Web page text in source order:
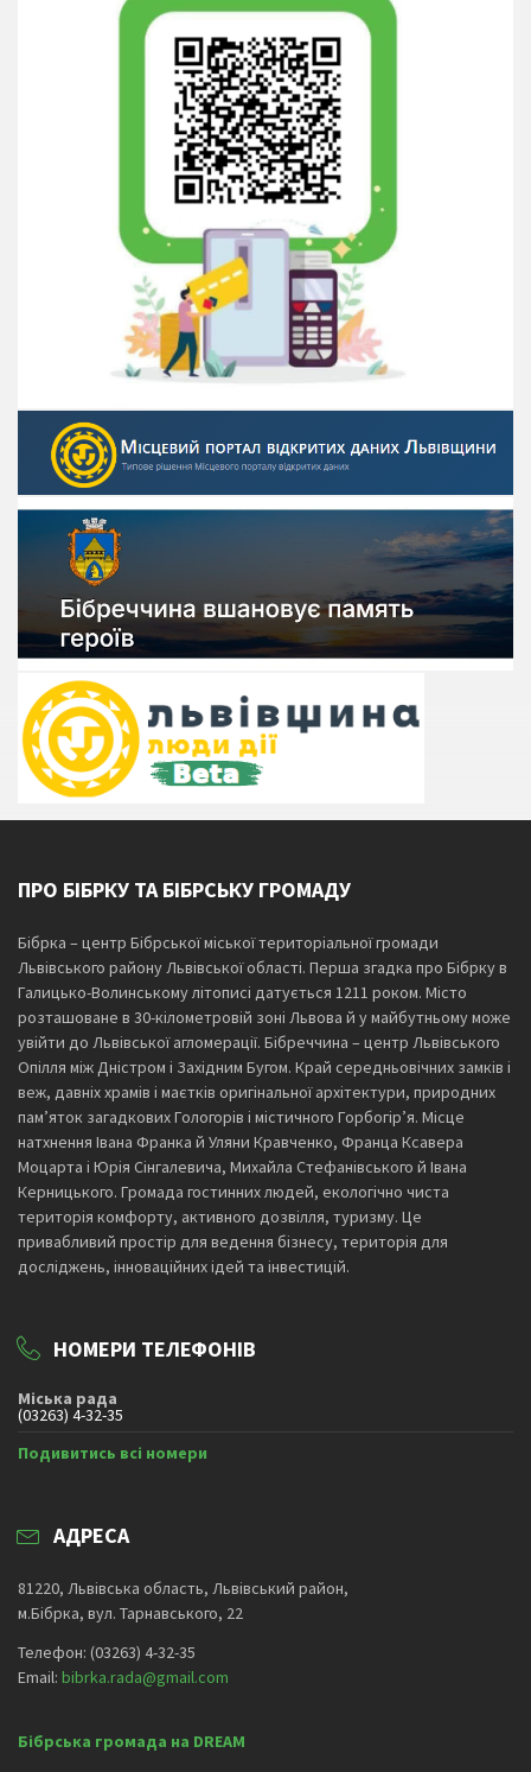
ПРО БІБРКУ ТА БІБРСЬКУ ГРОМАДУ
Бібрка – центр Бібрської міської територіальної громади
Львівського району Львівської області. Перша згадка про Бібрку в
Галицько-Волинському літописі датується 1211 роком. Місто
розташоване в 30-кілометровій зоні Львова й у майбутньому може
увійти до Львівської агломерації. Бібреччина – центр Львівського
Опілля між Дністром і Західним Бугом. Край середньовічних замків і
веж, давніх храмів і маєтків оригінальної архітектури, природних
пам’яток загадкових Гологорів і містичного Горбогір’я. Місце
натхнення Івана Франка й Уляни Кравченко, Франца Ксавера
Моцарта і Юрія Сінгалевича, Михайла Стефанівського й Івана
Керницького. Громада гостинних людей, екологічно чиста
територія комфорту, активного дозвілля, туризму. Це
привабливий простір для ведення бізнесу, територія для
досліджень, інноваційних ідей та інвестицій.
НОМЕРИ ТЕЛЕФОНІВ
Міська рада
(03263) 4-32-35
Подивитись всі номери
АДРЕСА
81220, Львівська область, Львівський район,
м.Бібрка, вул. Тарнавського, 22
Телефон: (03263) 4-32-35
Email: bibrka.rada@gmail.com
Бібрська громада на DREAM